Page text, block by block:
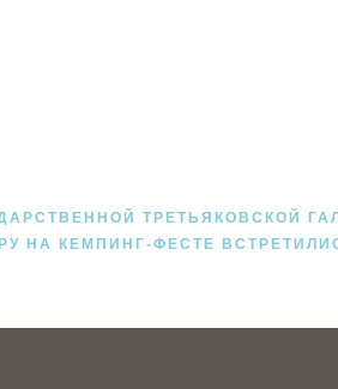
ТРЕТЬЯКОВСКОЙ
НА КЕМПИНГ-ФЕСТЕ